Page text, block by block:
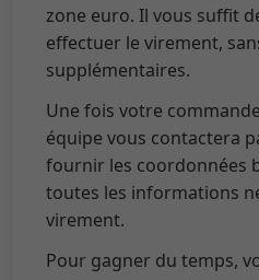
zone euro. Il vous suffit
effectuer le virement,
supplémentaires.
Une fois votre
équipe vous contactera
fournir les coordonnées
toutes les informations
virement.
Pour gagner du temps,